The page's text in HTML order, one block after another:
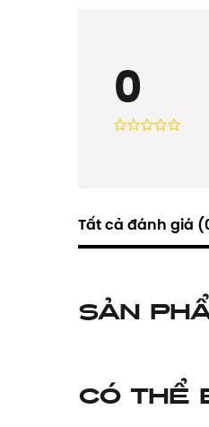
0
Tất cả đánh giá
Sản
Có thể